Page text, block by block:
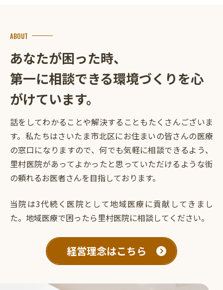
ABOUT
あなたが困った時、
第一に相談できる環境づくりを心
がけています。
話をしてわかることや解決することもたくさんございま
す。私たちはさいたま市北区にお住まいの皆さんの医療
の窓口になりますので、何でも気軽に相談できるよう、
里村医院があってよかったと思っていただけるような街
の頼れるお医者さんを目指しております。
当院は3代続く医院として地域医療に貢献してきまし
た。地域医療で困ったら里村医院に相談してください。
経営理念はこちら